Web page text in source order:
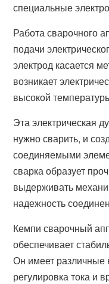
специальные
Работа сварочного
подачи
электрод касается
возникает
высокой
Эта электрическая
нужно сварить, и
соединяемыми
сварка образует
выдерживать
надежность
Кемпи сварочный
обеспечивает
Он имеет различные
регулировка тока и